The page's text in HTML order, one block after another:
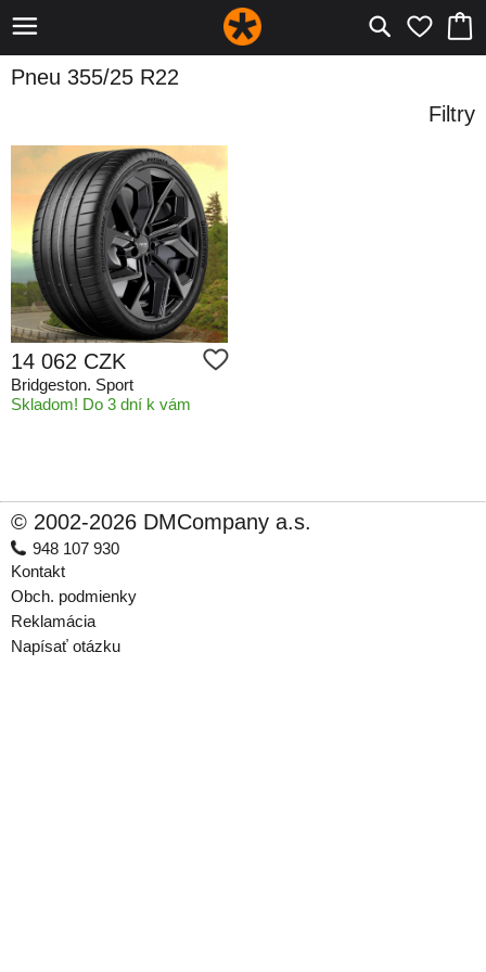
Pneu 355/25 R22
Filtry
14 062 CZK
Bridgeston. Sport
Skladom! Do 3 dní k vám
© 2002-2026 DMCompany a.s.
948 107 930
Kontakt
Obch. podmienky
Reklamácia
Napísať otázku